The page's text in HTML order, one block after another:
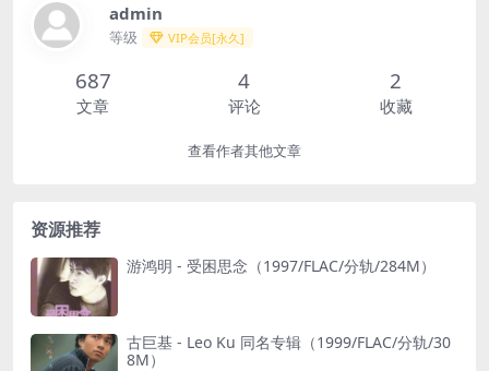
admin
等级 VIP会员[永久]
687
文章
4
评论
2
收藏
查看作者其他文章
资源推荐
游鸿明 - 受困思念（1997/FLAC/分轨/284M）
古巨基 - Leo Ku 同名专辑（1999/FLAC/分轨/30
8M）